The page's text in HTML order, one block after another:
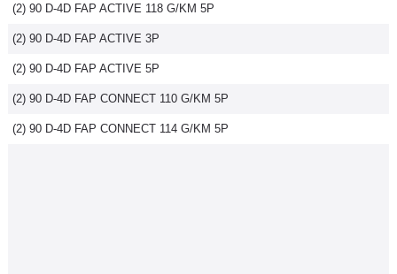
(2) 90 D-4D FAP ACTIVE 118 G/KM 5P
(2) 90 D-4D FAP ACTIVE 3P
(2) 90 D-4D FAP ACTIVE 5P
(2) 90 D-4D FAP CONNECT 110 G/KM 5P
(2) 90 D-4D FAP CONNECT 114 G/KM 5P